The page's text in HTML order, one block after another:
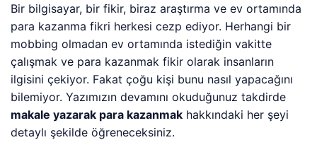
Bir bilgisayar, bir fikir, biraz araştırma ve ev ortamında
para kazanma fikri herkesi cezp ediyor. Herhangi bir
mobbing olmadan ev ortamında istediğin vakitte
çalışmak ve para kazanmak fikir olarak insanların
ilgisini çekiyor. Fakat çoğu kişi bunu nasıl yapacağını
bilemiyor. Yazımızın devamını okuduğunuz takdirde
makale yazarak para kazanmak hakkındaki her şeyi
detaylı şekilde öğreneceksiniz.